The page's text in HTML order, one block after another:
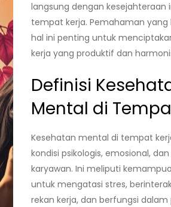
langsung dengan kesejahteraan
tempat kerja. Pemahaman
hal ini penting untuk
kerja yang produktif dan
Definisi
Mental di
Kesehatan mental di tempat
kondisi psikologis, emosional, dan
karyawan. Ini meliputi
untuk mengatasi stres,
rekan kerja, dan berfungsi dalam